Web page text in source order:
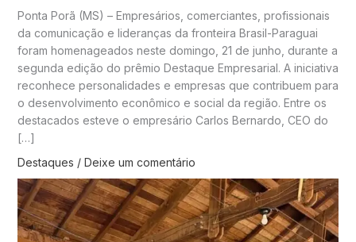
Ponta Porã (MS) – Empresários, comerciantes, profissionais
da comunicação e lideranças da fronteira Brasil-Paraguai
foram homenageados neste domingo, 21 de junho, durante a
segunda edição do prêmio Destaque Empresarial. A iniciativa
reconhece personalidades e empresas que contribuem para
o desenvolvimento econômico e social da região. Entre os
destacados esteve o empresário Carlos Bernardo, CEO do
[…]
Destaques / Deixe um comentário